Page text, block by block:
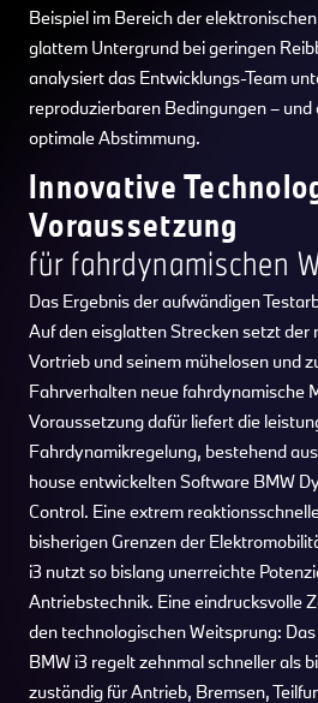
Beispiel im Bereich der
glattem Untergrund bei geringen
analysiert das Entwicklungs-Team
reproduzierbaren Bedingungen –
optimale Abstimmung.
Innovative
Voraussetzung
für fahrdynamischen
Das Ergebnis der aufwändigen
Auf den eisglatten Strecken setzt der
Vortrieb und seinem mühelosen und
Fahrverhalten neue fahrdynamische
Voraussetzung dafür liefert die
Fahrdynamikregelung, bestehend
house entwickelten Software BMW
Control. Eine extrem
bisherigen Grenzen der
i3 nutzt so bislang unerreichte
Antriebstechnik. Eine eindrucksvolle
den technologischen Weitsprung:
BMW i3 regelt zehnmal schneller als
zuständig für Antrieb, Bremsen,